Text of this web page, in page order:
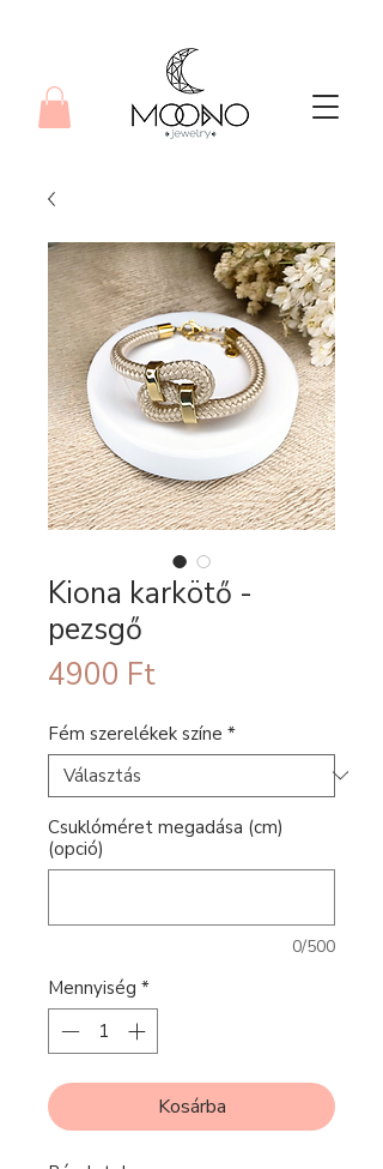
Kiona karkötő -
pezsgő
4900 FtÁr
Fém szerelékek színe *
Csuklóméret megadása (cm)
(opció)
0/500
Mennyiség *
Kosárba